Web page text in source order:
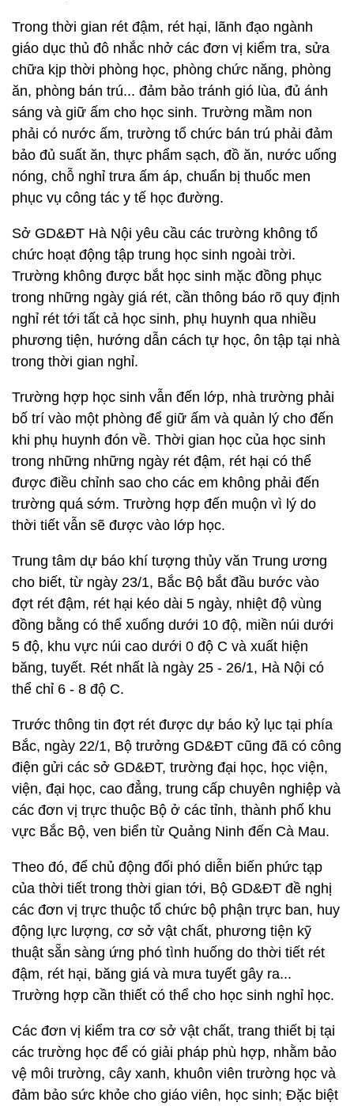
Trong thời gian rét đậm, rét hại, lãnh đạo ngành
giáo dục thủ đô nhắc nhở các đơn vị kiểm tra, sửa
chữa kịp thời phòng học, phòng chức năng, phòng
ăn, phòng bán trú... đảm bảo tránh gió lùa, đủ ánh
sáng và giữ ấm cho học sinh. Trường mầm non
phải có nước ấm, trường tổ chức bán trú phải đảm
bảo đủ suất ăn, thực phẩm sạch, đồ ăn, nước uống
nóng, chỗ nghỉ trưa ấm áp, chuẩn bị thuốc men
phục vụ công tác y tế học đường.
Sở GD&ĐT Hà Nội yêu cầu các trường không tổ
chức hoạt động tập trung học sinh ngoài trời.
Trường không được bắt học sinh mặc đồng phục
trong những ngày giá rét, cần thông báo rõ quy định
nghỉ rét tới tất cả học sinh, phụ huynh qua nhiều
phương tiện, hướng dẫn cách tự học, ôn tập tại nhà
trong thời gian nghỉ.
Trường hợp học sinh vẫn đến lớp, nhà trường phải
bố trí vào một phòng để giữ ấm và quản lý cho đến
khi phụ huynh đón về. Thời gian học của học sinh
trong những những ngày rét đậm, rét hại có thể
được điều chỉnh sao cho các em không phải đến
trường quá sớm. Trường hợp đến muộn vì lý do
thời tiết vẫn sẽ được vào lớp học.
Trung tâm dự báo khí tượng thủy văn Trung ương
cho biết, từ ngày 23/1, Bắc Bộ bắt đầu bước vào
đợt rét đậm, rét hại kéo dài 5 ngày, nhiệt độ vùng
đồng bằng có thể xuống dưới 10 độ, miền núi dưới
5 độ, khu vực núi cao dưới 0 độ C và xuất hiện
băng, tuyết. Rét nhất là ngày 25 - 26/1, Hà Nội có
thể chỉ 6 - 8 độ C.
Trước thông tin đợt rét được dự báo kỷ lục tại phía
Bắc, ngày 22/1, Bộ trưởng GD&ĐT cũng đã có công
điện gửi các sở GD&ĐT, trường đại học, học viện,
viện, đại học, cao đẳng, trung cấp chuyên nghiệp và
các đơn vị trực thuộc Bộ ở các tỉnh, thành phố khu
vực Bắc Bộ, ven biển từ Quảng Ninh đến Cà Mau.
Theo đó, để chủ động đối phó diễn biến phức tạp
của thời tiết trong thời gian tới, Bộ GD&ĐT đề nghị
các đơn vị trực thuộc tổ chức bộ phận trực ban, huy
động lực lượng, cơ sở vật chất, phương tiện kỹ
thuật sẵn sàng ứng phó tình huống do thời tiết rét
đậm, rét hại, băng giá và mưa tuyết gây ra...
Trường hợp cần thiết có thể cho học sinh nghỉ học.
Các đơn vị kiểm tra cơ sở vật chất, trang thiết bị tại
các trường học để có giải pháp phù hợp, nhằm bảo
vệ môi trường, cây xanh, khuôn viên trường học và
đảm bảo sức khỏe cho giáo viên, học sinh; Đặc biệt